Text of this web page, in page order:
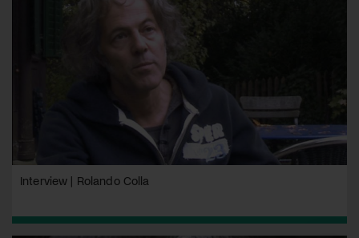
Interview | Rolando Colla